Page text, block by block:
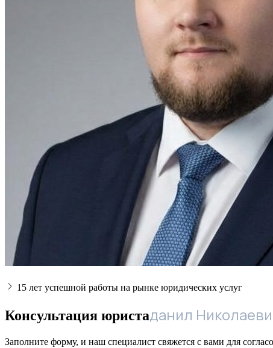
15 лет успешной работы на рынке юридических услуг
Консультация юристаданил
Заполните форму, и наш специалист свяжется с вами для